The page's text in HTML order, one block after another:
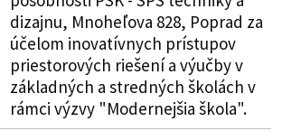
dizajnu, Mnoheľova 828, Poprad za
účelom inovatívnych prístupov
priestorových riešení a výučby v
základných a stredných školách v
rámci výzvy "Modernejšia škola".